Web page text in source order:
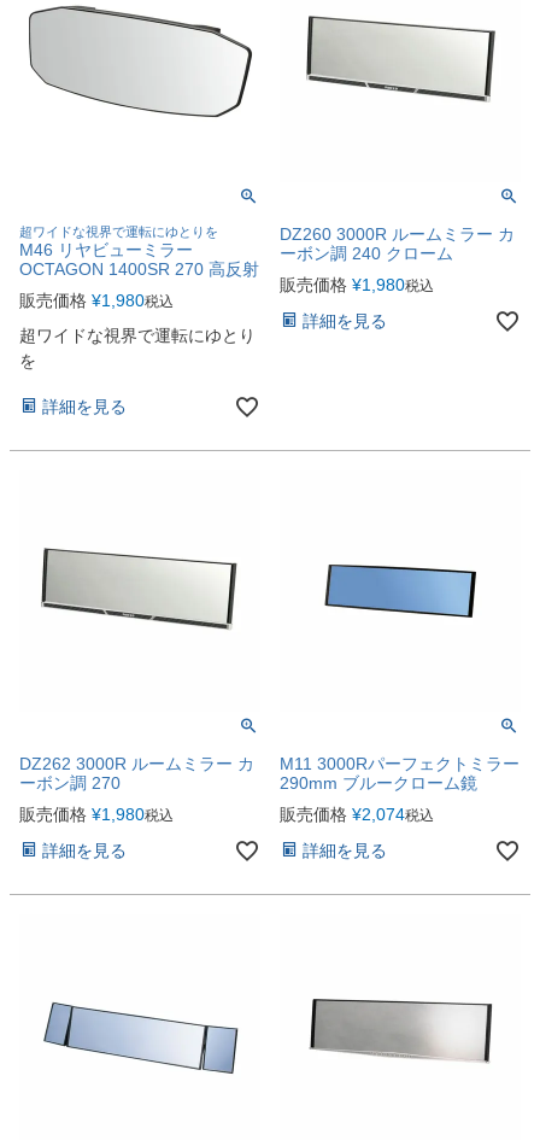
超ワイドな視界で運転にゆとりを
M46 リヤビューミラー
OCTAGON 1400SR 270 高反射
販売価格 ¥1,980税込
超ワイドな視界で運転にゆとり
を
詳細を見る
DZ260 3000R ルームミラー カ
ーボン調 240 クローム
販売価格 ¥1,980税込
詳細を見る
DZ262 3000R ルームミラー カ
ーボン調 270
販売価格 ¥1,980税込
詳細を見る
M11 3000Rパーフェクトミラー
290mm ブルークローム鏡
販売価格 ¥2,074税込
詳細を見る